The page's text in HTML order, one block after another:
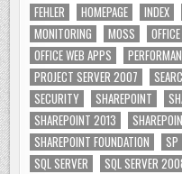
FEHLER
HOMEPAGE INDEX
MONITORING
MOSS
OFFICE WEB APPS
PROJECT SERVER 2007
SECURITY
SHAREPOINT
SHAREPOINT 2013
SHAREPOINT FOUNDATION
SP
SQL SERVER
SQL SERVER